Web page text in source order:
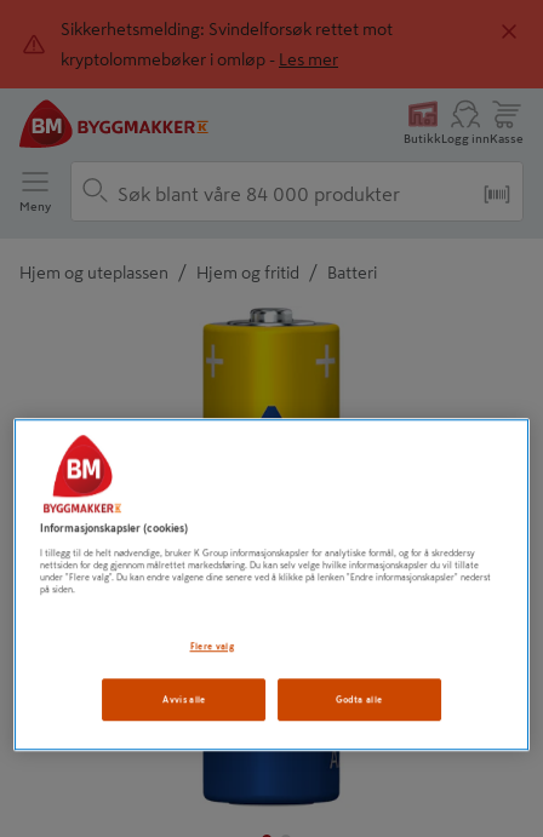
Sikkerhetsmelding: Svindelforsøk rettet mot
kryptolommebøker i omløp -
Les mer
ButikkLogg innKasse
Meny
Hjem og uteplassen / Hjem og fritid / Batteri
Detaljert beskrivelse finnes i produktbeskrivelsen
Tidligere
Informasjonskapsler (cookies)
I tillegg til de helt nødvendige, bruker K Group informasjonskapsler for analytiske formål, og for å skreddersy
nettsiden for deg gjennom målrettet markedsføring. Du kan selv velge hvilke informasjonskapsler du vil tillate
under "Flere valg". Du kan endre valgene dine senere ved å klikke på lenken "Endre informasjonskapsler" nederst
på siden.
Flere valg
Avvis alle Godta alle